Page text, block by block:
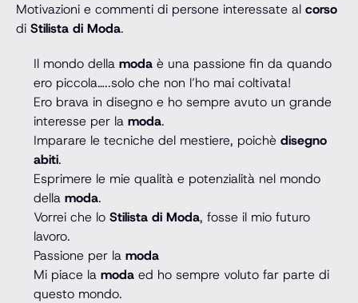
Motivazioni e commenti di persone interessate al corso
di Stilista di Moda.
Il mondo della moda è una passione fin da quando
ero piccola…..solo che non l’ho mai coltivata!
Ero brava in disegno e ho sempre avuto un grande
interesse per la moda.
Imparare le tecniche del mestiere, poichè disegno
abiti.
Esprimere le mie qualità e potenzialità nel mondo
della moda.
Vorrei che lo Stilista di Moda, fosse il mio futuro
lavoro.
Passione per la moda
Mi piace la moda ed ho sempre voluto far parte di
questo mondo.